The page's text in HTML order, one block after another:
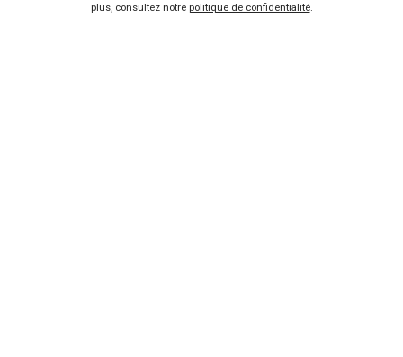
plus, consultez notre politique de confidentialité.